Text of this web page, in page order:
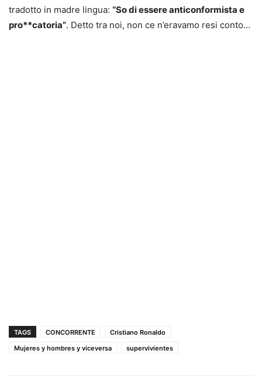
tradotto in madre lingua: “So di essere anticonformista e
pro**catoria”. Detto tra noi, non ce n’eravamo resi conto…
TAGS CONCORRENTE
Cristiano Ronaldo
Mujeres y hombres y viceversa
supervivientes